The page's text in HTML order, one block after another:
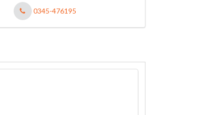
0345-476195